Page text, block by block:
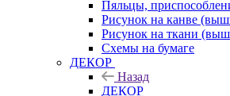
Пяльцы,
Рисунок на канве
Рисунок на ткани
Схемы на бумаге
ДЕКОР
Назад
ДЕКОР